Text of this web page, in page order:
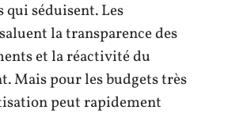
qui séduisent. Les
la transparence des
et la réactivité du
Mais pour les budgets très
peut rapidement